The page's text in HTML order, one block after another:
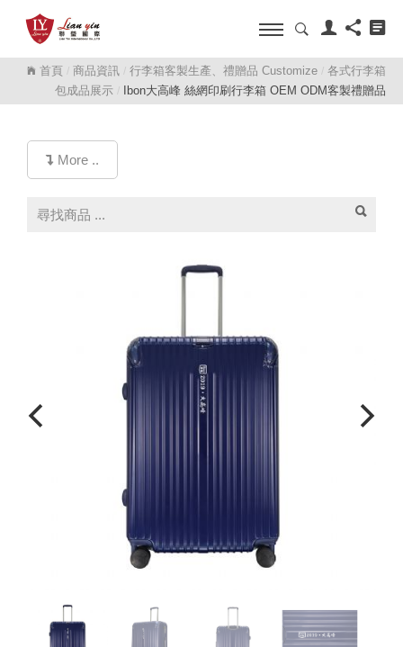
首頁 商品資訊 行李箱客製生產、禮贈品 Customize
各式行李箱
包成品展示
Ibon大高峰 絲網印刷行李箱 OEM ODM客製禮贈品
More ..